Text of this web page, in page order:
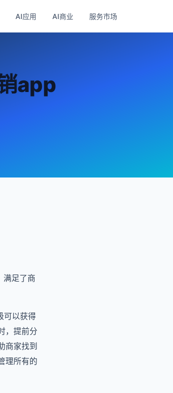
AI应用 AI商业 服务市场
app
满足了商
可以获得
，提前分
商家找到
理所有的